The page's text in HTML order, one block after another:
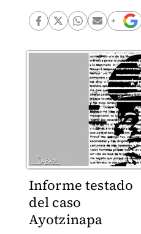
Informe testado
del caso
Ayotzinapa